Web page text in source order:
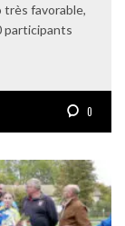
très favorable,
participants
0